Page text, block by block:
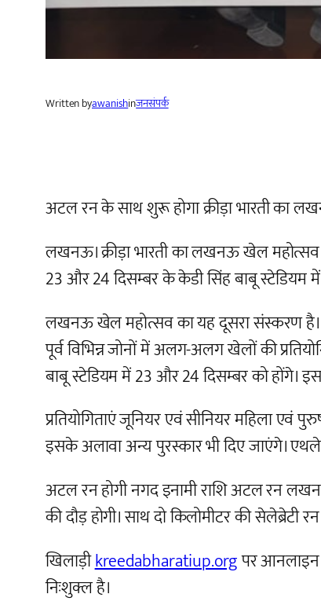
Written byawanishinजनसंपर्क
अटल रन के साथ शुरू होगा क्रीड़ा भारती का
लखनऊ। क्रीड़ा भारती का लखनऊ खेल
23 और 24 दिसम्बर के केडी सिंह बाबू स्टेडियम में
लखनऊ खेल महोत्सव का यह दूसरा संस्करण है।
पूर्व विभिन्न जोनों में अलग-अलग खेलों की
बाबू स्टेडियम में 23 और 24 दिसम्बर को होंगे।
प्रतियोगिताएं जूनियर एवं सीनियर महिला एवं
इसके अलावा अन्य पुरस्कार भी दिए जाएंगे।
अटल रन होगी नगद इनामी राशि अटल रन
की दौड़ होगी। साथ दो किलोमीटर की
खिलाड़ीkreedabharatiup.orgपर आनलाइन
निःशुक्ल है।